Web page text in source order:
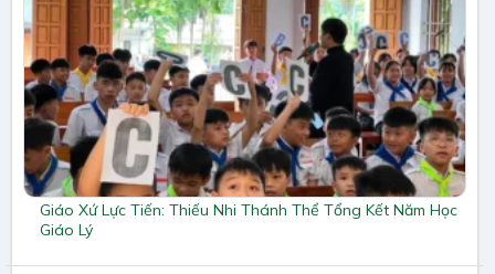
Giáo Xứ Lực Tiến: Thiếu Nhi Thánh Thể Tổng Kết Năm Học
Giáo Lý